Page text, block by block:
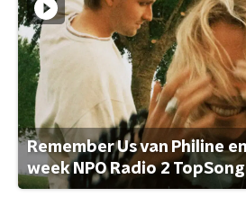
Remember Us van Philine
week NPO Radio 2 TopSong